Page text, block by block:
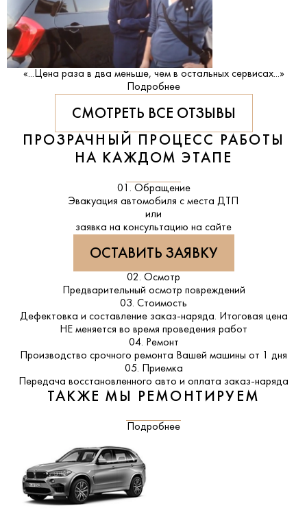
«...Цена раза в два меньше, чем в остальных сервисах...»
Подробнее
СМОТРЕТЬ ВСЕ ОТЗЫВЫ
ПРОЗРАЧНЫЙ ПРОЦЕСС РАБОТЫ
НА КАЖДОМ ЭТАПЕ
01. Обращение
Эвакуация автомобиля с места ДТП
или
заявка на консультацию на сайте
ОСТАВИТЬ ЗАЯВКУ
02. Осмотр
Предварительный осмотр повреждений
03. Стоимость
Дефектовка и составление заказ-наряда. Итоговая цена
НЕ меняется во время проведения работ
04. Ремонт
Производство срочного ремонта Вашей машины от 1 дня
05. Приемка
Передача восстановленного авто и оплата заказ-наряда
ТАКЖЕ МЫ РЕМОНТИРУЕМ
Подробнее